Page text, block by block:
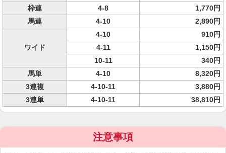
枠連
4-8
1,770円
馬連
4-10 2,890円
ワイド
4-10
910円
4-11
1,150円
10-11
340円
馬単
4-10
8,320円
3連複
4-10-11
3,880円
3連単
4-10-11 38,810円
注意事項